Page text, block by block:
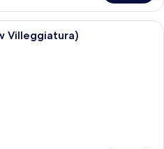
Habitación de hotel con una cama
Villeggiatura)